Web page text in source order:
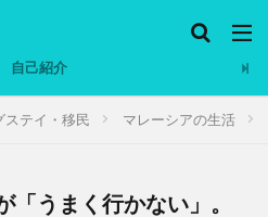
自己紹介
ステイ・移民 マレーシアの生活
うまく行かない」。
ーグルト